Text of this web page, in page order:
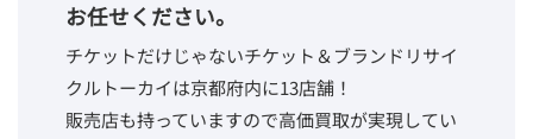
お任せください。
チケットだけじゃないチケット＆ブランドリサイ
クルトーカイは京都府内に13店舗！
販売店も持っていますので高価買取が実現してい